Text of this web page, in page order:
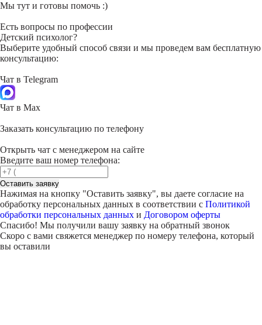
Мы тут и готовы помочь :)
Есть вопросы по профессии
Детский психолог?
Выберите удобный способ связи и мы проведем вам бесплатную
консультацию:
Чат в Telegram
Чат в Max
Заказать консультацию по телефону
Открыть чат с менеджером на сайте
Введите ваш номер телефона:
Оставить заявку
Нажимая на кнопку "Оставить заявку", вы даете согласие на
обработку персональных данных в соответствии с Политикой
обработки персональных данных и Договором оферты
Спасибо! Мы получили вашу заявку на обратный звонок
Скоро с вами свяжется менеджер по номеру телефона, который
вы оставили